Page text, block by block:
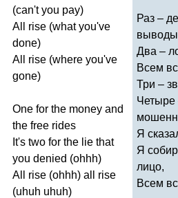
(can't you pay)
All
rise (what you've
done)
All
rise (where you've
gone)
One for the money and
the free rides
It's two for the lie that
you denied (ohhh)
All
rise (ohhh) all
rise
(uhuh uhuh)
Раз –
Два –
Всем
Три –
Четыре
Я
Я
лицо,
Всем